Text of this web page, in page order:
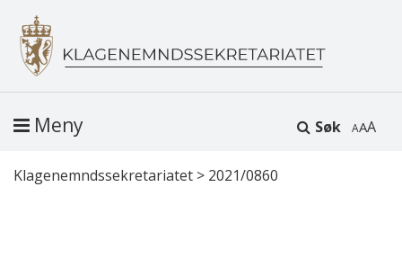
Søk A
Meny
Klagenemndssekretariatet > 2021/0860